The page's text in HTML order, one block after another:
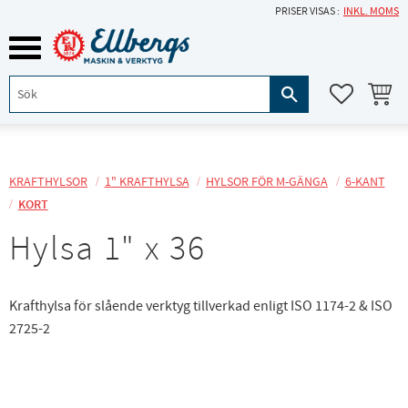
Meny
PRISER VISAS INKL. MOMS
KRAFTHYLSOR 1" KRAFTHYLSA HYLSOR FÖR M-GÄNGA
6-KANT
KORT
Hylsa 1" x 36
Krafthylsa för slående verktyg tillverkad enligt ISO 1174-2 & ISO
2725-2